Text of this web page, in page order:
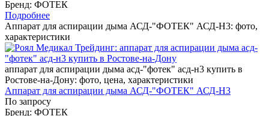
Бренд: ФОТЕК
Подробнее
Аппарат для аспирации дыма АСД-"ФОТЕК" АСД-Н3: фото,
характеристики
аппарат для аспирации дыма асд-"фотек" асд-н3 купить в
Ростове-на-Дону: фото, цена, характеристики
Аппарат для аспирации дыма АСД-"ФОТЕК" АСД-Н3
По запросу
Бренд: ФОТЕК